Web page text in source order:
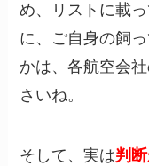
め、リストに載
に、ご自身の飼
かは、各航空会
さいね。
そして、実は判